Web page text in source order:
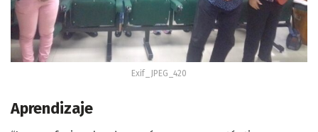
Exif_JPEG_420
Aprendizaje